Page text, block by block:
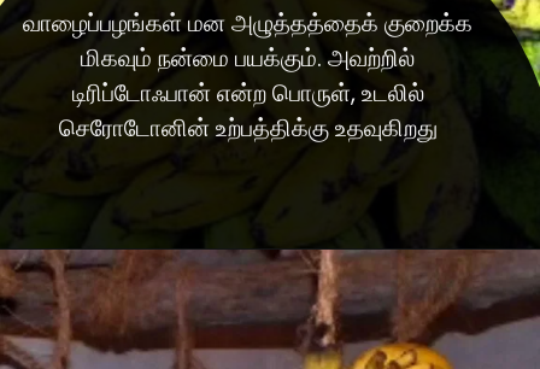
வாழைப்பழங்கள் மன அழுத்தத்தைக் குறைக்க
மிகவும் நன்மை பயக்கும். அவற்றில்
டிரிப்டோஃபான் என்ற பொருள், உடலில்